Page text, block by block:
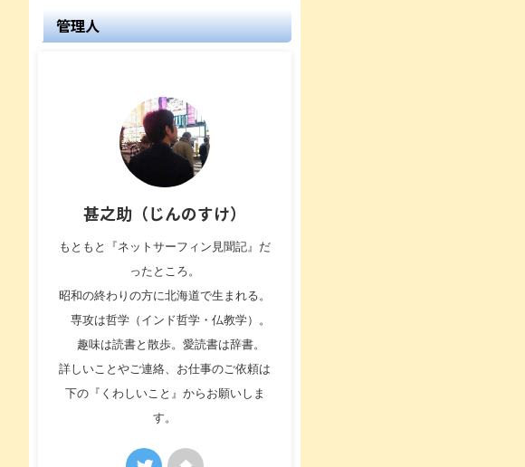
管理人
甚之助（じんのすけ）
もともと『ネットサーフィン見聞記』だ
ったところ。
昭和の終わりの方に北海道で生まれる。
専攻は哲学（インド哲学・仏教学）。
趣味は読書と散歩。愛読書は辞書。
詳しいことやご連絡、お仕事のご依頼は
下の『くわしいこと』からお願いしま
す。